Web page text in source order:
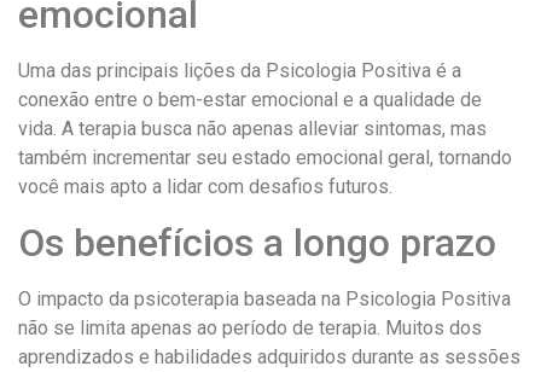
emocional
Uma das principais lições da Psicologia Positiva é a
conexão entre o bem-estar emocional e a qualidade de
vida. A terapia busca não apenas alleviar sintomas, mas
também incrementar seu estado emocional geral, tornando
você mais apto a lidar com desafios futuros.
Os benefícios a longo prazo
O impacto da psicoterapia baseada na Psicologia Positiva
não se limita apenas ao período de terapia. Muitos dos
aprendizados e habilidades adquiridos durante as sessões